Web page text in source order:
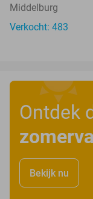
Middelburg
Verkocht: 483
Ontdek
Bekijk nu